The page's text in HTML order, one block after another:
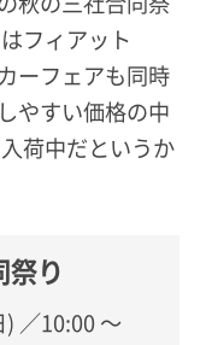
フィアット
ーフェアも同時
やすい価格の中
荷中だというか
祭り
／10:00 ～